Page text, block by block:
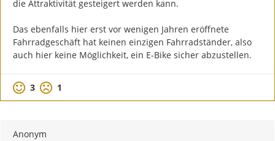
die Attraktivität gesteigert werden kann.
Das ebenfalls hier erst vor wenigen Jahren eröffnete
Fahrradgeschäft hat keinen einzigen Fahrradständer, also
auch hier keine Möglichkeit, ein E-Bike sicher abzustellen.
Positive Bewertung
3 Negative Bewertung
1
Anonym